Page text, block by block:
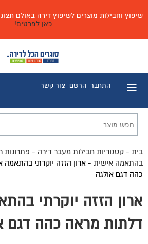
שיפוץ וחבילות מוצרים לשיפוץ דירה באולם תצוגה,
כאן לפרטים!
התחבר הרשם צור קשר
בית - קטגוריות חבילות מעבר דירה - פתרונות
בהתאמה אישית -
כהה דגם אולגה
דלתות מראה כהה דגם